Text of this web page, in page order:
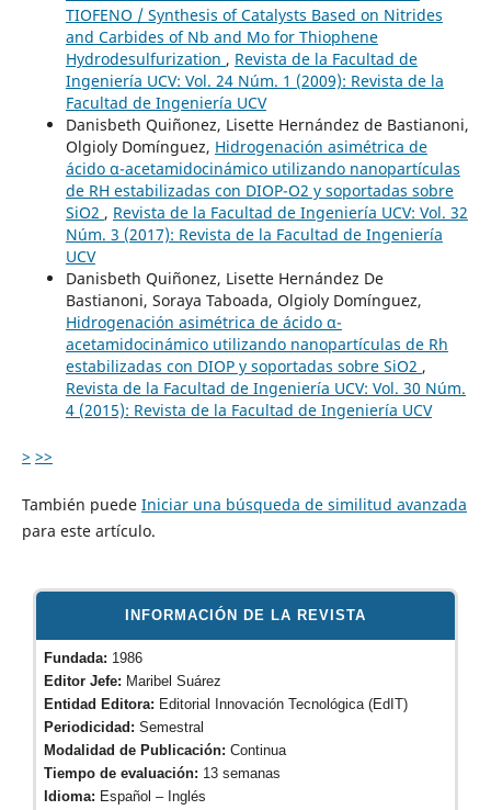
TIOFENO / Synthesis of Catalysts Based on Nitrides
and Carbides of Nb and Mo for Thiophene
Hydrodesulfurization , Revista de la Facultad de
Ingeniería UCV: Vol. 24 Núm. 1 (2009): Revista de la
Facultad de Ingeniería UCV
Danisbeth Quiñonez, Lisette Hernández de Bastianoni,
Olgioly Domínguez, Hidrogenación asimétrica de
ácido α-acetamidocinámico utilizando nanopartículas
de RH estabilizadas con DIOP-O2 y soportadas sobre
SiO2 , Revista de la Facultad de Ingeniería UCV: Vol. 32
Núm. 3 (2017): Revista de la Facultad de Ingeniería
UCV
Danisbeth Quiñonez, Lisette Hernández De
Bastianoni, Soraya Taboada, Olgioly Domínguez,
Hidrogenación asimétrica de ácido α-
acetamidocinámico utilizando nanopartículas de Rh
estabilizadas con DIOP y soportadas sobre SiO2 ,
Revista de la Facultad de Ingeniería UCV: Vol. 30 Núm.
4 (2015): Revista de la Facultad de Ingeniería UCV
> >>
También puede Iniciar una búsqueda de similitud avanzada
para este artículo.
INFORMACIÓN DE LA REVISTA
Fundada: 1986
Editor Jefe: Maribel Suárez
Entidad Editora: Editorial Innovación Tecnológica (EdIT)
Periodicidad: Semestral
Modalidad de Publicación: Continua
Tiempo de evaluación: 13 semanas
Idioma: Español – Inglés